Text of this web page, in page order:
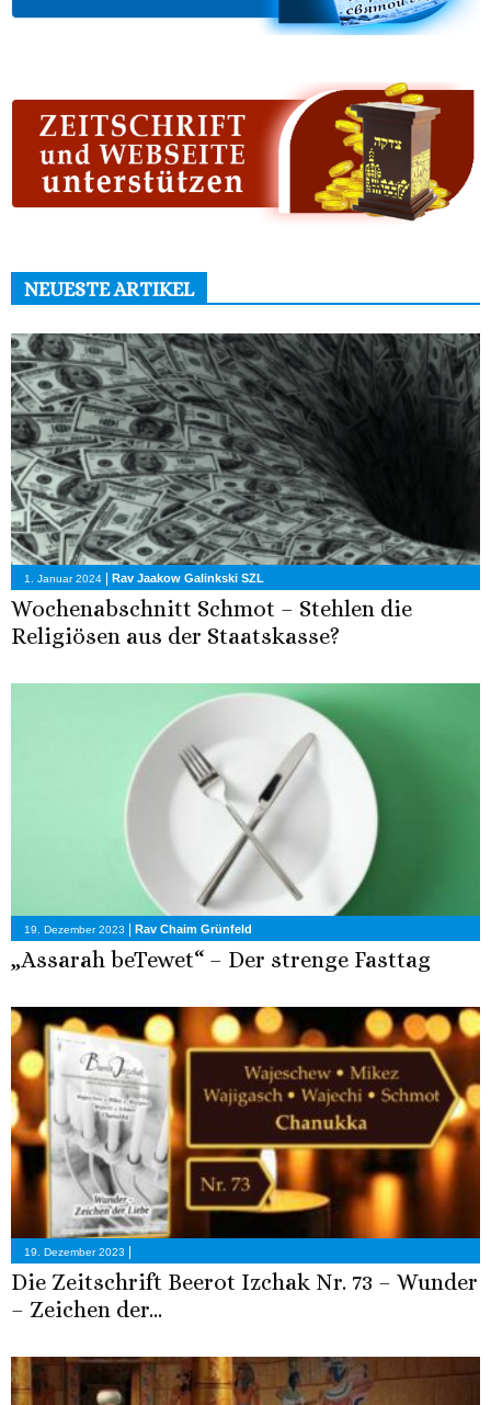
NEUESTE ARTIKEL
1. Januar 2024 Rav Jaakow Galinkski SZL
Wochenabschnitt Schmot – Stehlen die
Religiösen aus der Staatskasse?
19. Dezember 2023 | Rav Chaim Grünfeld
„Assarah beTewet“ – Der strenge Fasttag
19. Dezember 2023
Die Zeitschrift Beerot Izchak Nr. 73 – Wunder
– Zeichen der...